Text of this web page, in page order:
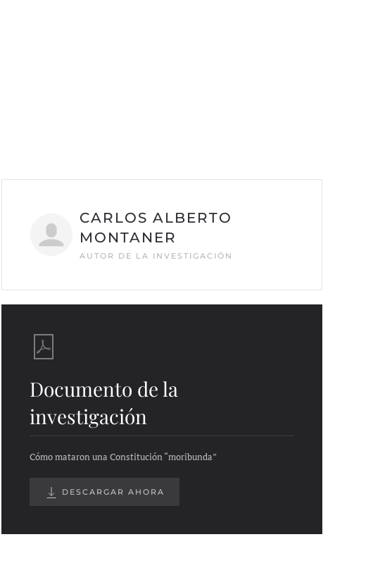
CARLOS ALBERTO
MONTANER
AUTOR DE LA INVESTIGACIÓN
Documento de la
investigación
Cómo mataron una Constitución “moribunda”
DESCARGAR AHORA